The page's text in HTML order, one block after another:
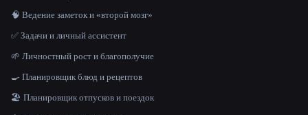
🧠 Ведение заметок и «второй мозг»
✅ Задачи и личный ассистент
🌱 Личностный рост и благополучие
🍳 Планировщик блюд и рецептов
🏖 Планировщик отпусков и поездок